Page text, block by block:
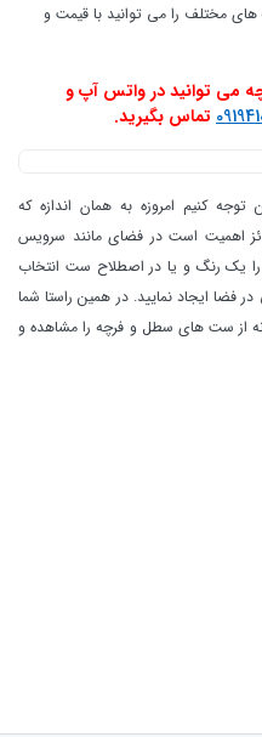
مختلف را می توانید با قیمت و
می توانید در واتس آپ و
تماس بگیرید.
کنیم امروزه به همان اندازه که
اهمیت است در فضای مانند سرویس
را یک رنگ و یا در اصطلاح ست انتخاب
فضا ایجاد نمایید. در همین راستا شما
از ست های سطل و فرچه را مشاهده و